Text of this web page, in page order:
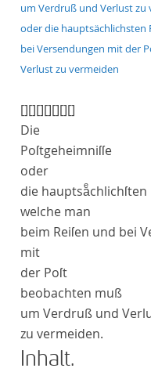
um Verdruß und Verlust zu
oder die hauptsächlichsten
bei Versendungen mit der
Verlust zu vermeiden
[][][][][][][]
Die
Poſtgeheimniſſe
oder
die hauptsaͤchlichſten
welche man
beim Reiſen und bei
mit
der Poſt
beobachten muß
um Verdruß und
zu vermeiden.
Inhalt.